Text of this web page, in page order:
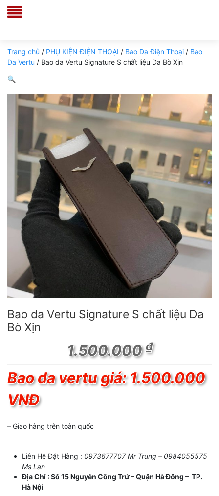
Trang chủ / PHỤ KIỆN ĐIỆN THOẠI / Bao Da Điện Thoại / Bao
Da Vertu / Bao da Vertu Signature S chất liệu Da Bò Xịn
🔍
Bao da Vertu Signature S chất liệu Da
Bò Xịn
1.500.000₫
Bao da vertu giá: 1.500.000
VNĐ
– Giao hàng trên toàn quốc
Liên Hệ Đặt Hàng : 0973677707 Mr Trung – 0984055575
Ms Lan
Địa Chỉ : Số 15 Nguyễn Công Trứ – Quận Hà Đông – TP.
Hà Nội